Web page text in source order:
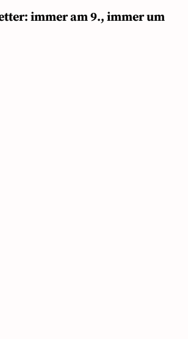
immer am 9., immer um